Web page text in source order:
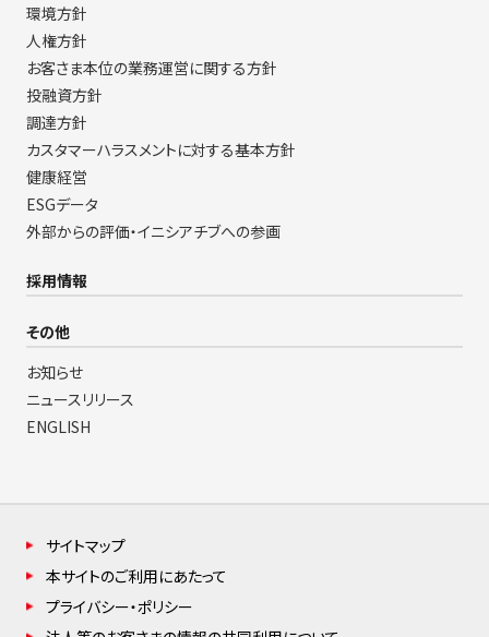
環境方針
人権方針
お客さま本位の業務運営に関する方針
投融資方針
調達方針
カスタマーハラスメントに対する基本方針
健康経営
ESGデータ
外部からの評価・イニシアチブへの参画
採用情報
その他
お知らせ
ニュースリリース
ENGLISH
サイトマップ
本サイトのご利用にあたって
プライバシー・ポリシー